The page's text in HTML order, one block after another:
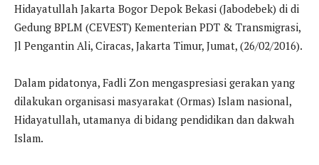
Hidayatullah Jakarta Bogor Depok Bekasi (Jabodebek) di di
Gedung BPLM (CEVEST) Kementerian PDT & Transmigrasi,
Jl Pengantin Ali, Ciracas, Jakarta Timur, Jumat, (26/02/2016).
Dalam pidatonya, Fadli Zon mengaspresiasi gerakan yang
dilakukan organisasi masyarakat (Ormas) Islam nasional,
Hidayatullah, utamanya di bidang pendidikan dan dakwah
Islam.